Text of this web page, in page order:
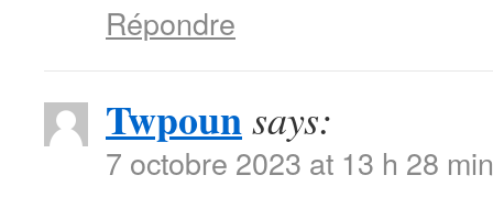
Répondre
Twpounsays:
7 octobre 2023 at 13 h 28 min